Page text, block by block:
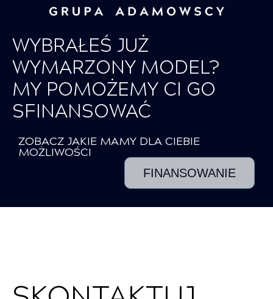
WYBRAŁEŚ JUŻ
WYMARZONY MODEL?
MY POMOŻEMY CI GO
SFINANSOWAĆ
ZOBACZ JAKIE MAMY DLA CIEBIE
MOŻLIWOŚCI
FINANSOWANIE